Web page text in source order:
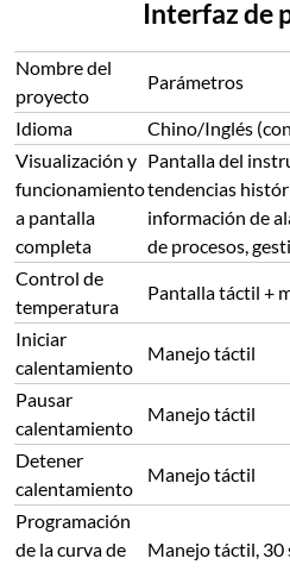
Interfaz de
Nombre del
proyecto
Parámetros
Idioma
Chino/Inglés
Visualización y
funcionamiento
a pantalla
completa
Pantalla del
tendencias
información de
de procesos,
Control de
temperatura
Pantalla táctil +
Iniciar
calentamiento
Manejo táctil
Pausar
calentamiento
Manejo táctil
Detener
calentamiento
Manejo táctil
Programación
de la curva de
Manejo táctil, 30